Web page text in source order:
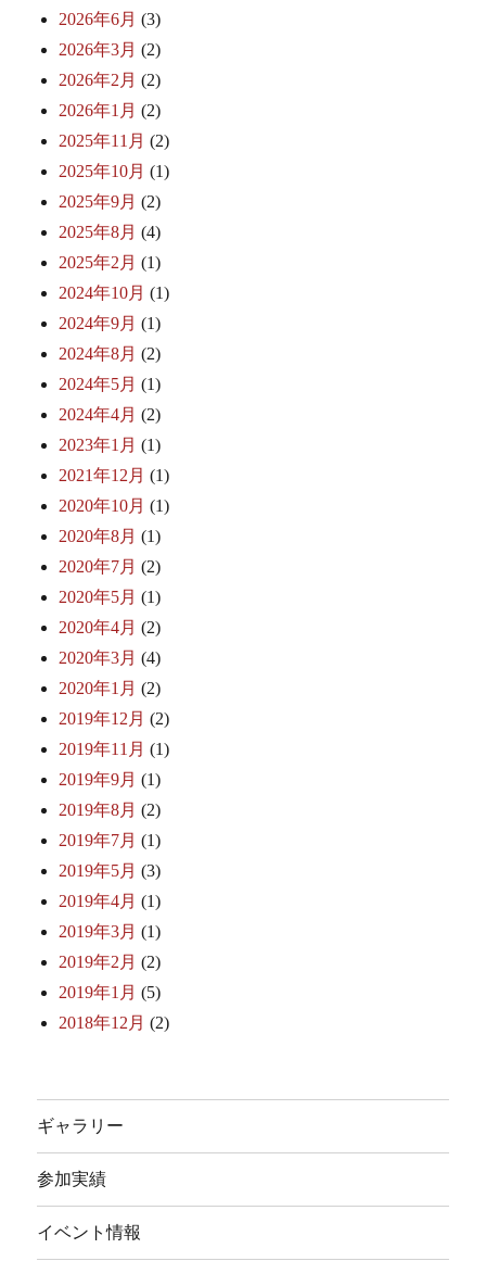
2026年6月 (3)
2026年3月 (2)
2026年2月 (2)
2026年1月 (2)
2025年11月 (2)
2025年10月 (1)
2025年9月 (2)
2025年8月 (4)
2025年2月 (1)
2024年10月 (1)
2024年9月 (1)
2024年8月 (2)
2024年5月 (1)
2024年4月 (2)
2023年1月 (1)
2021年12月 (1)
2020年10月 (1)
2020年8月 (1)
2020年7月 (2)
2020年5月 (1)
2020年4月 (2)
2020年3月 (4)
2020年1月 (2)
2019年12月 (2)
2019年11月 (1)
2019年9月 (1)
2019年8月 (2)
2019年7月 (1)
2019年5月 (3)
2019年4月 (1)
2019年3月 (1)
2019年2月 (2)
2019年1月 (5)
2018年12月 (2)
ギャラリー
参加実績
イベント情報